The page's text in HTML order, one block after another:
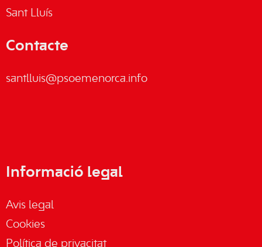
Sant Lluís
Contacte
santlluis@psoemenorca.info
Informació legal
Avis legal
Cookies
Política de privacitat